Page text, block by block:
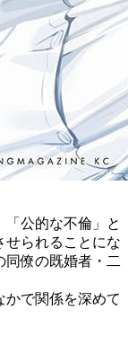
公的な不倫」と
せられることにな
同僚の既婚者・二
かで関係を深めて